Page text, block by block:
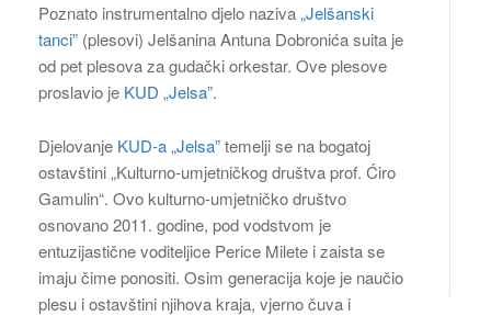
Poznato instrumentalno djelo naziva„Jelšanski
tanci” (plesovi) Jelšanina Antuna Dobronića suita je
od pet plesova za gudački orkestar. Ove plesove
proslavio je KUD „Jelsa”.
Djelovanje KUD-a „Jelsa”temelji se na bogatoj
ostavštini „Kulturno-umjetničkog društva prof. Ćiro
Gamulin“. Ovo kulturno-umjetničko društvo
osnovano 2011. godine, pod vodstvom je
entuzijastične voditeljice Perice Milete i zaista se
imaju čime ponositi. Osim generacija koje je naučio
plesu i ostavštini njihova kraja, vjerno čuva i